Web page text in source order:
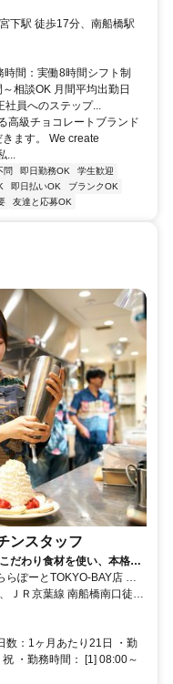
下駅 徒歩17分、南船橋駅
間：実働8時間シフト制
相談OK 月間平均出勤日
社員へのステップ...
高級チョコレートブランド
ます。 We create
...
問 即日勤務OK
学生歓迎
即日払いOK
ブランクOK
友達と応募OK
ンスタッフ
だわり食材を使い、本格ハ
ぽーとTOKYO-BAY店 社
ＪＲ京葉線 南船橋南口徒歩
分 南船橋駅徒歩12分
数：1ヶ月あたり21日 ・勤
・勤務時間： [1] 08:00～